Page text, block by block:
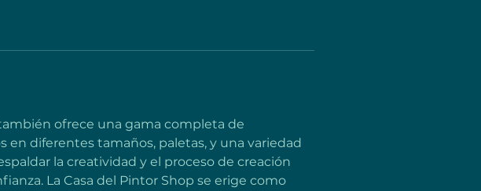
ofrece una gama completa de
diferentes tamaños, paletas, y una variedad
la creatividad y el proceso de creación
La Casa del Pintor Shop se erige como